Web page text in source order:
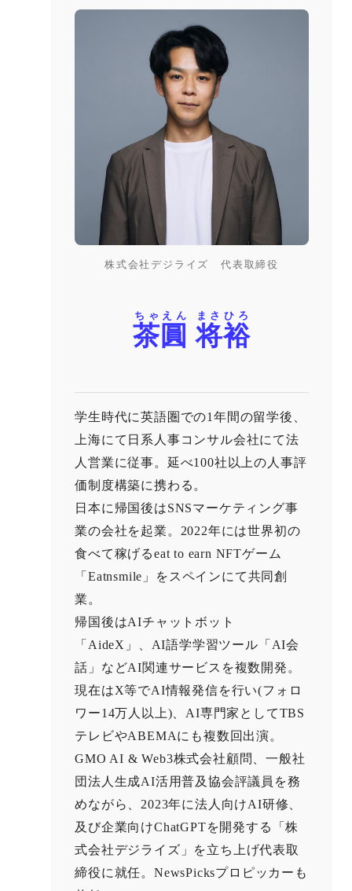
株式会社デジライズ 代表取締役
茶圓 将裕
ちゃえん まさひろ
学生時代に英語圏での1年間の留学後、
上海にて日系人事コンサル会社にて法
人営業に従事。延べ100社以上の人事評
価制度構築に携わる。
日本に帰国後はSNSマーケティング事
業の会社を起業。2022年には世界初の
食べて稼げるeat to earn NFTゲーム
「Eatnsmile」をスペインにて共同創
業。
帰国後はAIチャットボット
「AideX」、AI語学学習ツール「AI会
話」などAI関連サービスを複数開発。
現在はX等でAI情報発信を行い(フォロ
ワー14万人以上)、AI専門家としてTBS
テレビやABEMAにも複数回出演。
GMO AI & Web3株式会社顧問、一般社
団法人生成AI活用普及協会評議員を務
めながら、2023年に法人向けAI研修、
及び企業向けChatGPTを開発する「株
式会社デジライズ」を立ち上げ代表取
締役に就任。NewsPicksプロピッカーも